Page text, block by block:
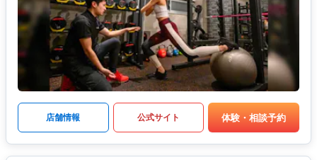
店舗情報 公式サイト 体験・相談予約